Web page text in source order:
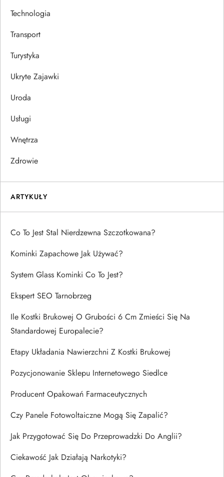
Technologia
Transport
Turystyka
Ukryte Zajawki
Uroda
Usługi
Wnętrza
Zdrowie
ARTYKUŁY
Co To Jest Stal Nierdzewna Szczotkowana?
Kominki Zapachowe Jak Używać?
System Glass Kominki Co To Jest?
Ekspert SEO Tarnobrzeg
Ile Kostki Brukowej O Grubości 6 Cm Zmieści Się Na
Standardowej Europalecie?
Etapy Układania Nawierzchni Z Kostki Brukowej
Pozycjonowanie Sklepu Internetowego Siedlce
Producent Opakowań Farmaceutycznych
Czy Panele Fotowoltaiczne Mogą Się Zapalić?
Jak Przygotować Się Do Przeprowadzki Do Anglii?
Ciekawość Jak Działają Narkotyki?